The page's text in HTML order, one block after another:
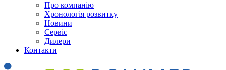
Про компанію
Хронологія розвитку
Новини
Сервіс
Дилери
Контакти